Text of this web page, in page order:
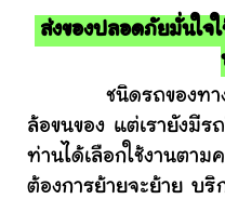
ส่งของปลอดภัยมั่นใจ
ชนิดรถของทางเร
ล้อขนของ แต่เรายังมีร
ท่านได้เลือกใช้งานตาม
ต้องการย้ายจะย้าย บริ